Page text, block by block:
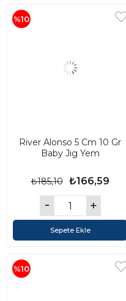
River Alonso 5 Cm 10 Gr
Baby Jig Yem
₺166,59
₺185,10
Sepete Ekle
%10
%10